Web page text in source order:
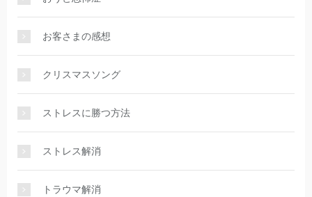
お客さまの感想
クリスマスソング
ストレスに勝つ方法
ストレス解消
トラウマ解消